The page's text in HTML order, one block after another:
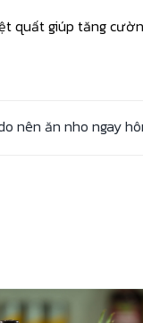
quất giúp tăng
nên ăn nho ngay